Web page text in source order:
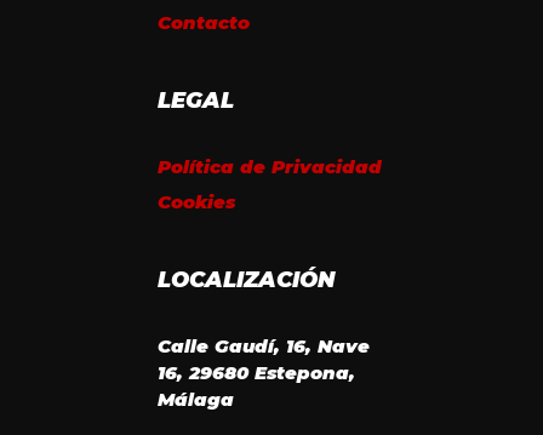
Contacto
LEGAL
Política de Privacidad
Cookies
LOCALIZACIÓN
Calle Gaudí, 16, Nave
16, 29680 Estepona,
Málaga